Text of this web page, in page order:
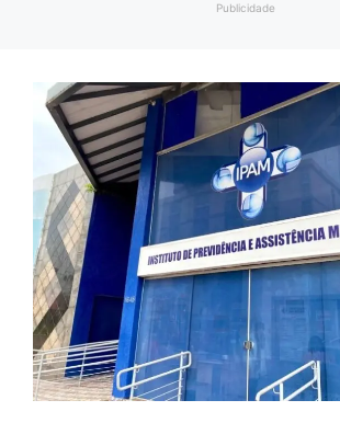
Publicidade